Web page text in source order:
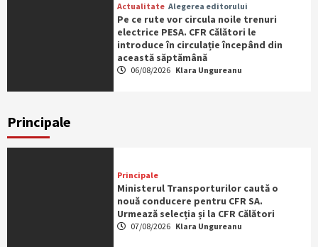
Actualitate Alegerea editorului
Pe ce rute vor circula noile trenuri
electrice PESA. CFR Călători le
introduce în circulație începând din
această săptămână
06/08/2026 Klara Ungureanu
Principale
Principale
Ministerul Transporturilor caută o
nouă conducere pentru CFR SA.
Urmează selecția și la CFR Călători
07/08/2026 Klara Ungureanu